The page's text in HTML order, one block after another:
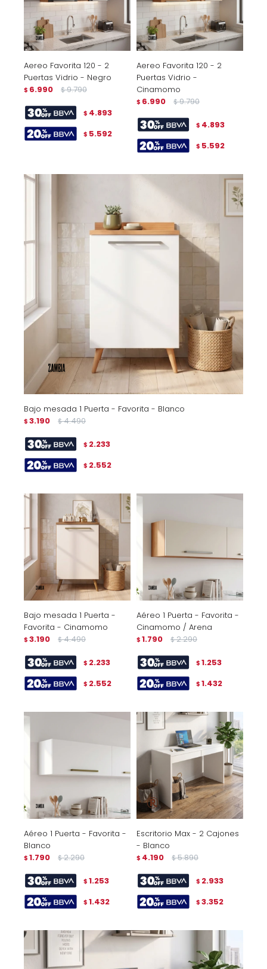
Aereo Favorita 120 - 2
Puertas Vidrio - Negro
$ 6.990 $ 9.790
$ 4.893
$ 5.592
Aereo Favorita 120 - 2
Puertas Vidrio -
Cinamomo
$ 6.990 $ 9.790
$ 4.893
$ 5.592
Bajo mesada 1 Puerta - Favorita - Blanco
$ 3.190 $ 4.490
$ 2.233
$ 2.552
Bajo mesada 1 Puerta -
Favorita - Cinamomo
$ 3.190 $ 4.490
$ 2.233
$ 2.552
Aéreo 1 Puerta - Favorita -
Cinamomo / Arena
$ 1.790 $ 2.290
$ 1.253
$ 1.432
Aéreo 1 Puerta - Favorita -
Blanco
$ 1.790 $ 2.290
$ 1.253
$ 1.432
Escritorio Max - 2 Cajones
- Blanco
$ 4.190 $ 5.890
$ 2.933
$ 3.352